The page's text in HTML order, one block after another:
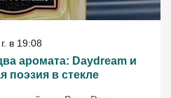
в 19:08
аромата: Daydream и
поэзия в стекле